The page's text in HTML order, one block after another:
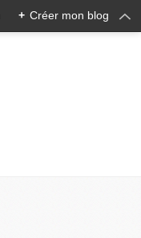
+ Créer mon blog